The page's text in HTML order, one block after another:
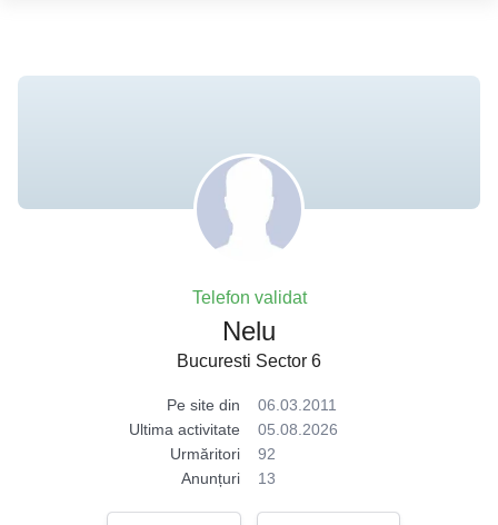
Telefon validat
Nelu
Bucuresti Sector 6
Pe site din
06.03.2011
Ultima activitate
05.08.2026
Urmăritori
92
Anunțuri
13